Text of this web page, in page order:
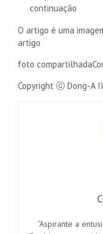
continuação
O artigo é uma
artigo
foto compartilhada
Copyright ⓒ Dong-A
“Aspirante a